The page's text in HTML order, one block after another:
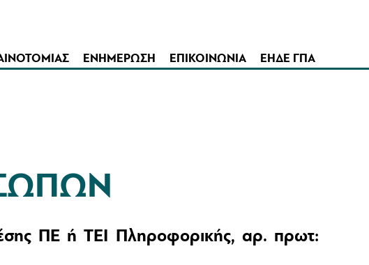
ΕΝΗΜΕΡΩΣΗ ΕΠΙΚΟΙΝΩΝΙΑ ΕΗΔΕ ΓΠΑ
ΠΕ ή ΤΕΙ Πληροφορικής, αρ. πρωτ: